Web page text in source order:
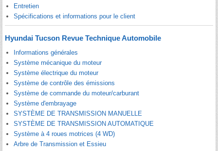
Entretien
Spécifications et informations pour le client
Hyundai Tucson Revue Technique Automobile
Informations générales
Système mécanique du moteur
Système électrique du moteur
Système de contrôle des émissions
Système de commande du moteur/carburant
Système d'embrayage
SYSTÈME DE TRANSMISSION MANUELLE
SYSTÈME DE TRANSMISSION AUTOMATIQUE
Système à 4 roues motrices (4 WD)
Arbre de Transmission et Essieu